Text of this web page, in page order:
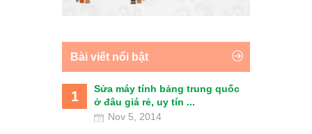
Bài viết nổi bật
1
Sửa máy tính bảng trung quốc
ở đâu giá rẻ, uy tín ...
Nov 5, 2014